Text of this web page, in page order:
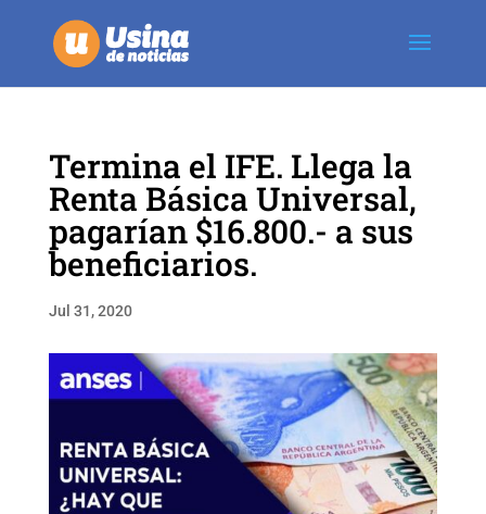
Termina el IFE. Llega la
Renta Básica Universal,
pagarían $16.800.- a sus
beneficiarios.
Jul 31, 2020